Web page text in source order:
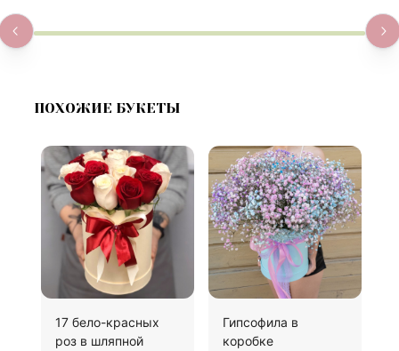
ПОХОЖИЕ БУКЕТЫ
17 бело-красных
роз в шляпной
Гипсофила в
коробке